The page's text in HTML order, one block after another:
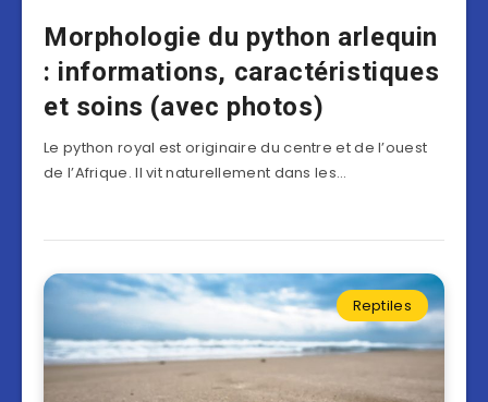
Morphologie du python arlequin
: informations, caractéristiques
et soins (avec photos)
Le python royal est originaire du centre et de l’ouest
de l’Afrique. Il vit naturellement dans les…
Reptiles